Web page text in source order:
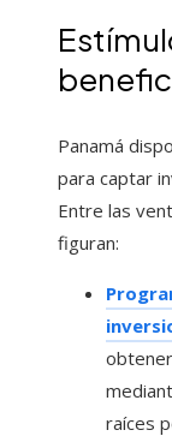
Panamá
para captar
Entre las
figuran:
raíces